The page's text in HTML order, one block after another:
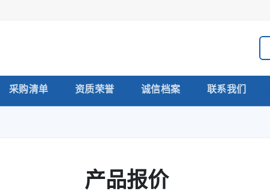
采购清单 资质荣誉 诚信档案 联系我们
产品报价